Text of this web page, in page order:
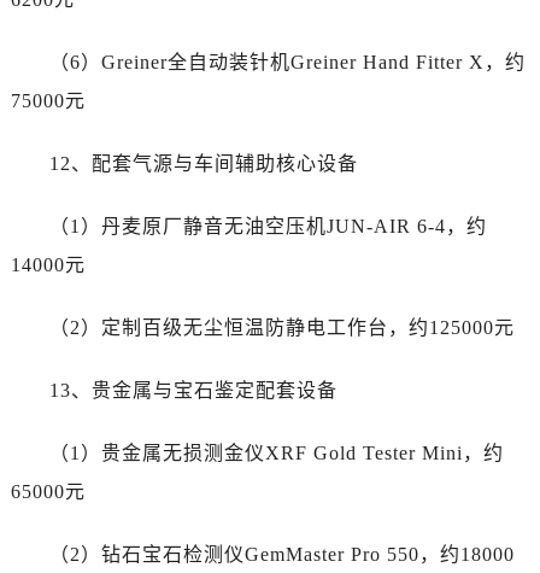
海南省海口市龙华区金贸东路5号海口华润大厦B座17层1707室劳力士售后服务中心（需提前预约）
节假日正常营业！
（6）Greiner全自动装针机Greiner Hand Fitter X，约
75000元
12、配套气源与车间辅助核心设备
（1）丹麦原厂静音无油空压机JUN-AIR 6-4，约
14000元
（2）定制百级无尘恒温防静电工作台，约125000元
13、贵金属与宝石鉴定配套设备
（1）贵金属无损测金仪XRF Gold Tester Mini，约
65000元
（2）钻石宝石检测仪GemMaster Pro 550，约18000